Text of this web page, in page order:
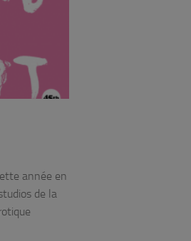
année en
de la